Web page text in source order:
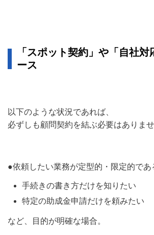
「スポット契約」や「自社
ース
以下のような状況であれば、
必ずしも顧問契約を結ぶ必要はありませ
●依頼したい業務が定型的・限定的であ
​手続きの書き方だけを知りたい
特定の助成金申請だけを頼みたい
など、目的が明確な場合。